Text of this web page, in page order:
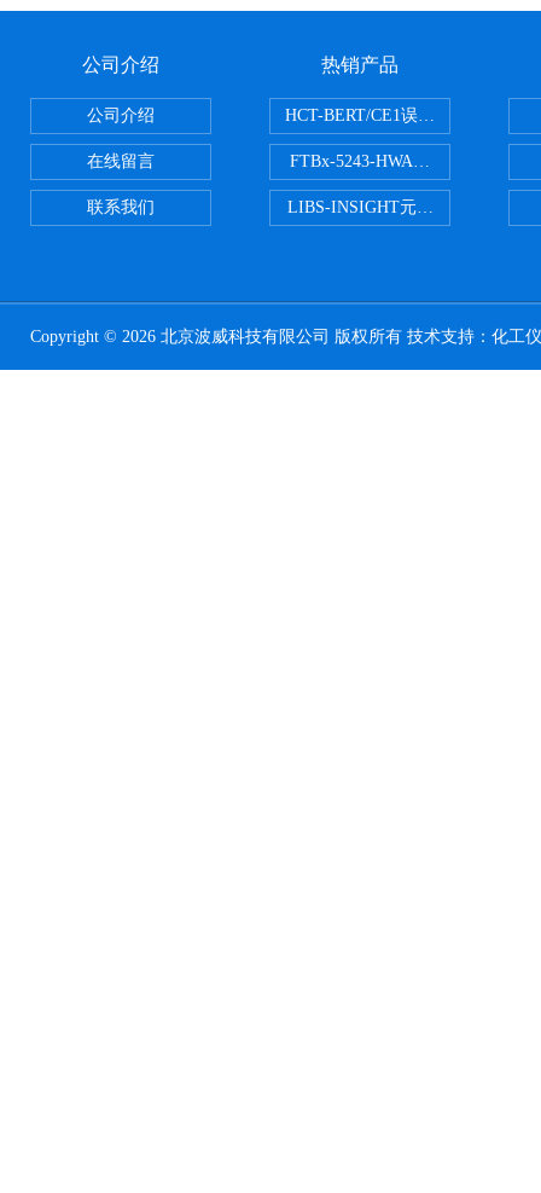
公司介绍
公司介绍
在线留言
联系我们
热销产品
HCT-BERT/CE1误码测试仪
FTBx-5243-HWA光谱分析仪
LIBS-INSIGHT元素光谱分析仪
Copyright © 2026 北京波威科技有限公司 版权所有 技术支持： 化工